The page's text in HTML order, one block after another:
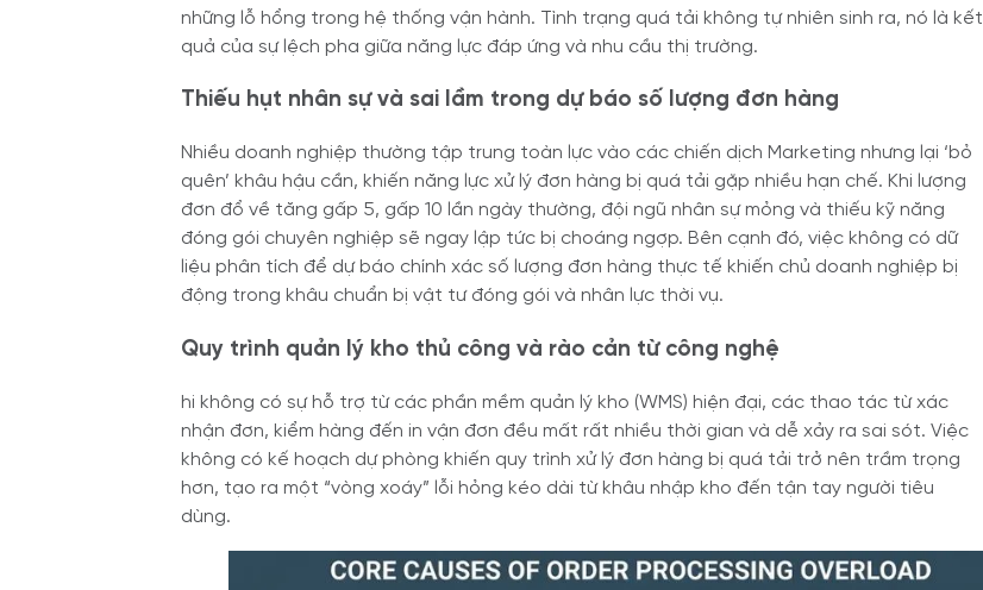
những lỗ hổng trong hệ thống vận hành. Tình trạng quá tải không tự nhiên sinh ra, nó là kết
quả của sự lệch pha giữa năng lực đáp ứng và nhu cầu thị trường.
Thiếu hụt nhân sự và sai lầm trong dự báo số lượng đơn hàng
Nhiều doanh nghiệp thường tập trung toàn lực vào các chiến dịch Marketing nhưng lại ‘bỏ
quên’ khâu hậu cần, khiến năng lực xử lý đơn hàng bị quá tải gặp nhiều hạn chế. Khi lượng
đơn đổ về tăng gấp 5, gấp 10 lần ngày thường, đội ngũ nhân sự mỏng và thiếu kỹ năng
đóng gói chuyên nghiệp sẽ ngay lập tức bị choáng ngợp. Bên cạnh đó, việc không có dữ
liệu phân tích để dự báo chính xác số lượng đơn hàng thực tế khiến chủ doanh nghiệp bị
động trong khâu chuẩn bị vật tư đóng gói và nhân lực thời vụ.
Quy trình quản lý kho thủ công và rào cản từ công nghệ
hi không có sự hỗ trợ từ các phần mềm quản lý kho (WMS) hiện đại, các thao tác từ xác
nhận đơn, kiểm hàng đến in vận đơn đều mất rất nhiều thời gian và dễ xảy ra sai sót. Việc
không có kế hoạch dự phòng khiến quy trình xử lý đơn hàng bị quá tải trở nên trầm trọng
hơn, tạo ra một “vòng xoáy” lỗi hỏng kéo dài từ khâu nhập kho đến tận tay người tiêu
dùng.